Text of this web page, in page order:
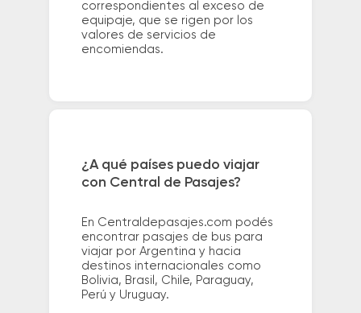
correspondientes al exceso de
equipaje, que se rigen por los
valores de servicios de
encomiendas.
¿A qué países puedo viajar
con Central de Pasajes?
En Centraldepasajes.com podés
encontrar pasajes de bus para
viajar por Argentina y hacia
destinos internacionales como
Bolivia, Brasil, Chile, Paraguay,
Perú y Uruguay.